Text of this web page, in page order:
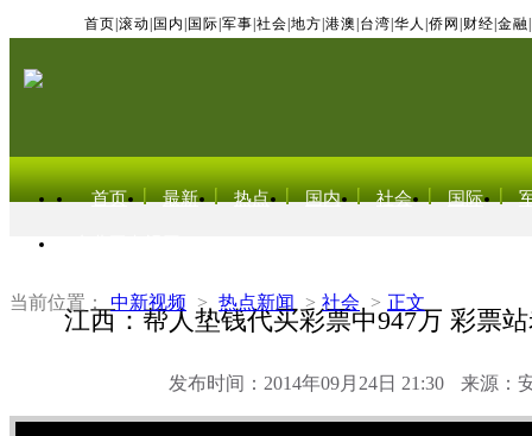
首页 滚动 国内 国际 军事 社会 地方 港澳 台湾 华人 侨网 财经 金融
首页 最新 热点 国内 社会 国际
当前位置： 中新视频 > 热点新闻 > 社会 > 正文
江西：帮人垫钱代买彩票中947万 彩票
发布时间：2014年09月24日 21:30 来源：